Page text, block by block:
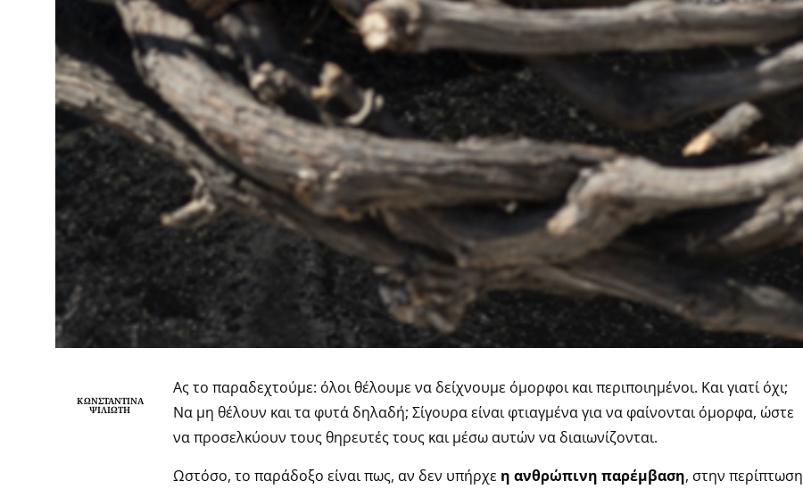
ΚΩΝΣΤΑΝΤΊΝΑ
ΨΙΛΙΏΤΗ
Ας το παραδεχτούμε: όλοι θέλουμε να δείχνουμε όμορφοι και περιποιημένοι. Και γιατί όχι;
Να μη θέλουν και τα φυτά δηλαδή; Σίγουρα είναι φτιαγμένα για να φαίνονται όμορφα, ώστε
να προσελκύουν τους θηρευτές τους και μέσω αυτών να διαιωνίζονται.
Ωστόσο, το παράδοξο είναι πως, αν δεν υπήρχε η ανθρώπινη παρέμβαση, στην περίπτωση